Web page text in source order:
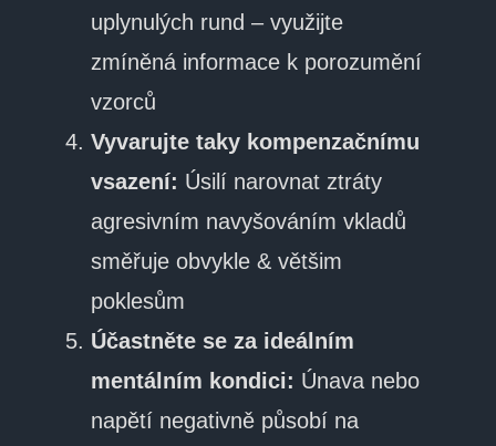
uplynulých rund – využijte
zmíněná informace k porozumění
vzorců
Vyvarujte taky kompenzačnímu
vsazení: Úsilí narovnat ztráty
agresivním navyšováním vkladů
směřuje obvykle & většim
poklesům
Účastněte se za ideálním
mentálním kondici: Únava nebo
napětí negativně působí na